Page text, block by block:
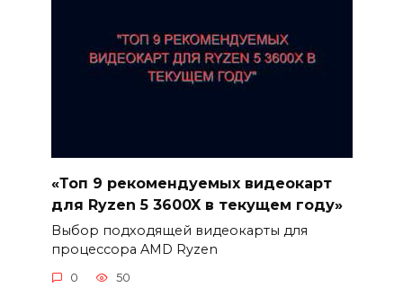
«Топ 9 рекомендуемых видеокарт
для Ryzen 5 3600X в текущем году»
Выбор подходящей видеокарты для
процессора AMD Ryzen
0 50